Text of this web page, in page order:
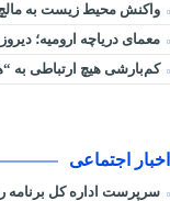
واکنش محیط زیست به
معمای دریاچه ارومیه؛ دیروز
کم‌بارشی هیچ ارتباطی به
اخبار اجتماعی
سرپرست اداره کل برنامه